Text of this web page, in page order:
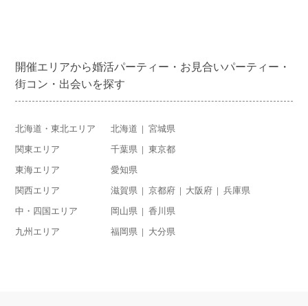
開催エリアから婚活パーティー・お見合いパーティー・
街コン・出会いを探す
北海道・東北エリア 北海道 宮城県
関東エリア 千葉県 東京都
東海エリア 愛知県
関西エリア 滋賀県 京都府 大阪府 兵庫県
中・四国エリア 岡山県 香川県
九州エリア 福岡県 大分県